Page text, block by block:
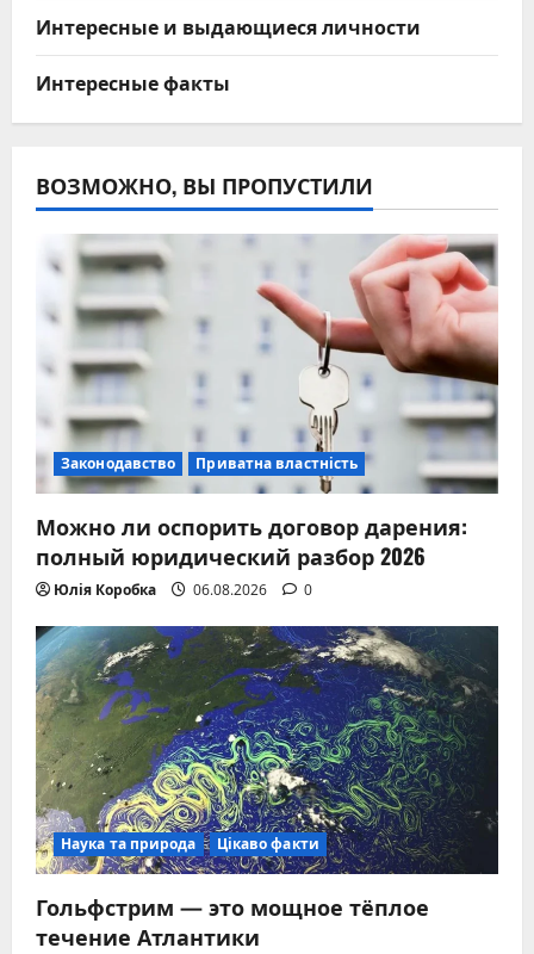
Интересные и выдающиеся личности
Интересные факты
ВОЗМОЖНО, ВЫ ПРОПУСТИЛИ
Законодавство Приватна властність
Можно ли оспорить договор дарения:
полный юридический разбор 2026
Юлія Коробка 06.08.2026 0
Наука та природа Цікаво факти
Гольфстрим — это мощное тёплое
течение Атлантики